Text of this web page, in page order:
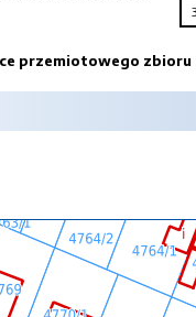
3.
przemiotowego